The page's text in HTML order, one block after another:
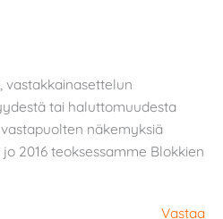
vastakkainasettelun
tai haluttomuudesta
näkemyksiä
2016 teoksessamme Blokkien
Vastaa